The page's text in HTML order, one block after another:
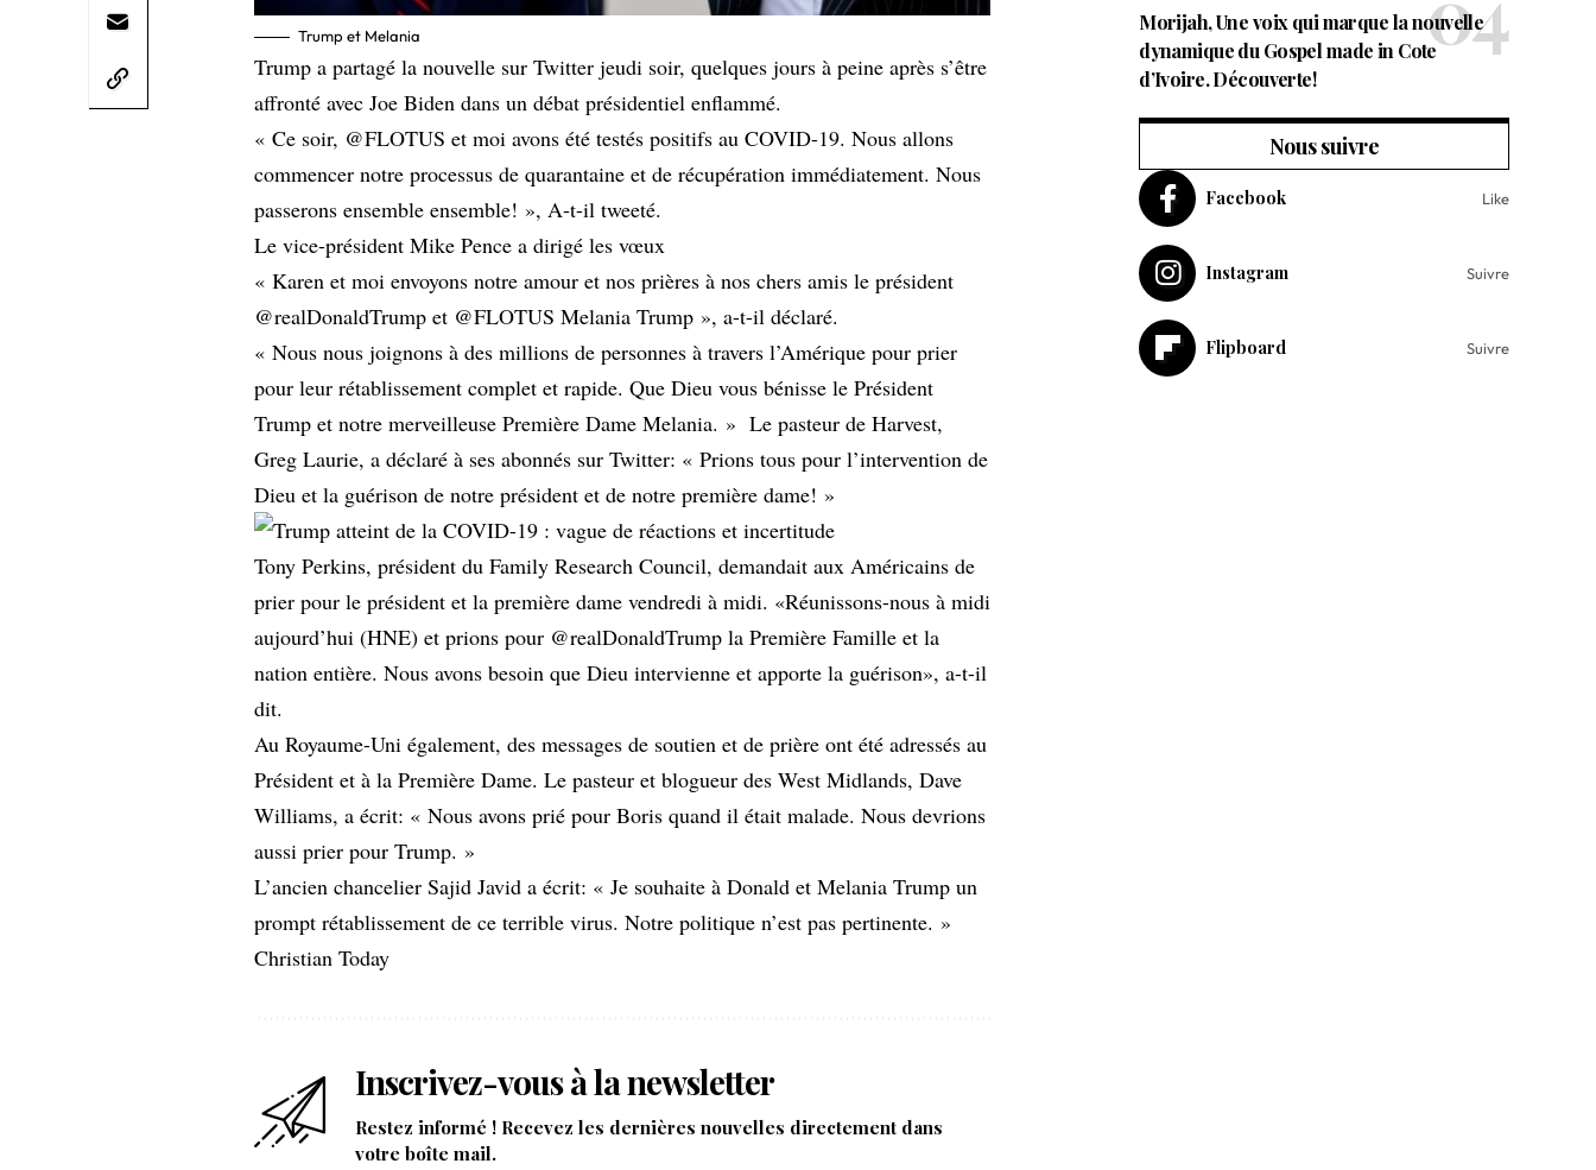
Trump et Melania
Trump a partagé la nouvelle sur Twitter jeudi soir, quelques jours à peine après s’être
affronté avec Joe Biden dans un débat présidentiel enflammé.
« Ce soir, @FLOTUS et moi avons été testés positifs au COVID-19. Nous allons
commencer notre processus de quarantaine et de récupération immédiatement. Nous
passerons ensemble ensemble! », A-t-il tweeté.
Le vice-président Mike Pence a dirigé les vœux
« Karen et moi envoyons notre amour et nos prières à nos chers amis le président
@realDonaldTrump et @FLOTUS Melania Trump », a-t-il déclaré.
« Nous nous joignons à des millions de personnes à travers l’Amérique pour prier
pour leur rétablissement complet et rapide. Que Dieu vous bénisse le Président
Trump et notre merveilleuse Première Dame Melania. » Le pasteur de Harvest,
Greg Laurie, a déclaré à ses abonnés sur Twitter: « Prions tous pour l’intervention de
Dieu et la guérison de notre président et de notre première dame! »
Tony Perkins, président du Family Research Council, demandait aux Américains de
prier pour le président et la première dame vendredi à midi. «Réunissons-nous à midi
aujourd’hui (HNE) et prions pour @realDonaldTrump la Première Famille et la
nation entière. Nous avons besoin que Dieu intervienne et apporte la guérison», a-t-il
dit.
Au Royaume-Uni également, des messages de soutien et de prière ont été adressés au
Président et à la Première Dame. Le pasteur et blogueur des West Midlands, Dave
Williams, a écrit: « Nous avons prié pour Boris quand il était malade. Nous devrions
aussi prier pour Trump. »
L’ancien chancelier Sajid Javid a écrit: « Je souhaite à Donald et Melania Trump un
prompt rétablissement de ce terrible virus. Notre politique n’est pas pertinente. »
Christian Today
Inscrivez-vous à la newsletter
Restez informé ! Recevez les dernières nouvelles directement dans
votre boîte mail.
Morijah, Une voix qui marque la nouvelle
dynamique du Gospel made in Cote
d’Ivoire. Découverte!
Nous suivre
Facebook Like
Instagram Suivre
Flipboard Suivre